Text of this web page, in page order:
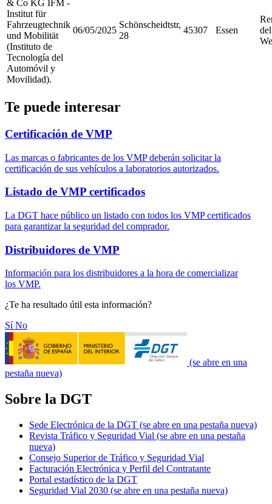
& Co KG IFM -
Institut für
Fahrzeugtechnik
und Mobilität
(Instituto de
Tecnología del
Automóvil y
Movilidad).
06/05/2025
Schönscheidtstr,
28
45307 Essen
Te puede interesar
Certificación de VMP
Las marcas o fabricantes de los VMP deberán solicitar la
certificación de sus vehículos a laboratorios autorizados.
Listado de VMP certificados
La DGT hace público un listado con todos los VMP certificados
para garantizar la seguridad del comprador.
Distribuidores de VMP
Información para los distribuidores a la hora de comercializar
los VMP.
¿Te ha resultado útil esta información?
Sí No
(se abre en una
pestaña nueva)
Sobre la DGT
Sede Electrónica de la DGT (se abre en una pestaña nueva)
Revista Tráfico y Seguridad Vial (se abre en una pestaña
nueva)
Consejo Superior de Tráfico y Seguridad Vial
Facturación Electrónica y Perfil del Contratante
Portal estadístico de la DGT
Seguridad Vial 2030 (se abre en una pestaña nueva)